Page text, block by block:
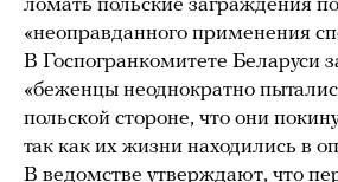
ломать польские заграждения
«неоправданного применения
В Госпогранкомитете Беларуси
«беженцы неоднократно
польской стороне, что они
так как их жизни находились в
В ведомстве утверждают, что